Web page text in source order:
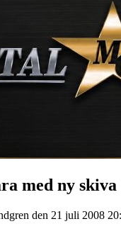
med ny skiva
den 21 juli 2008